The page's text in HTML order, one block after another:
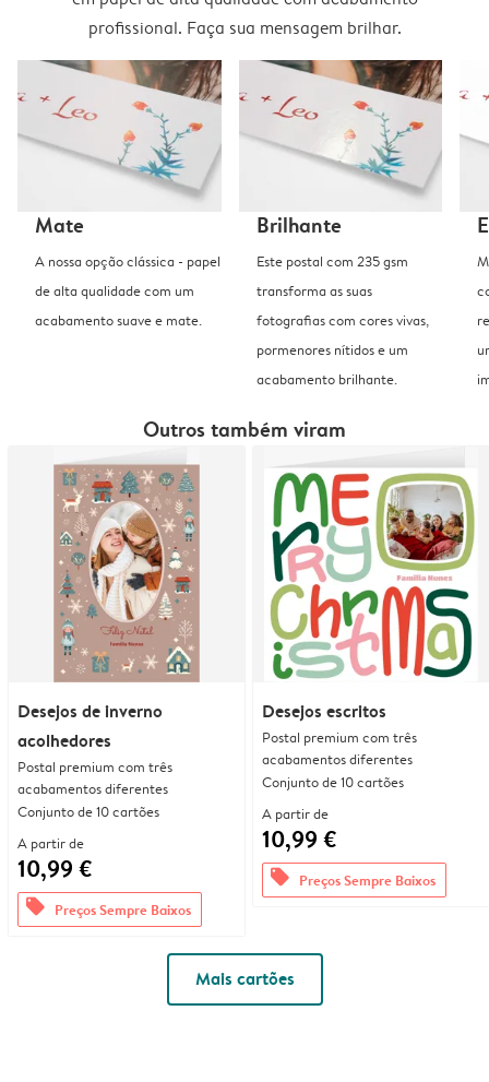
profissional. Faça sua mensagem brilhar.
Mate
A nossa opção clássica - papel
de alta qualidade com um
acabamento suave e mate.
Brilhante
Este postal com 235 gsm
transforma as suas
fotografias com cores vivas,
pormenores nítidos e um
acabamento brilhante.
Outros também viram
Desejos de inverno
acolhedores
Postal premium com três
acabamentos diferentes
Conjunto de 10 cartões
A partir de
10,99 €
offers Preços Sempre Baixos
Desejos escritos
Postal premium com três
acabamentos diferentes
Conjunto de 10 cartões
A partir de
10,99 €
offers Preços Sempre Baixos
Mais cartões